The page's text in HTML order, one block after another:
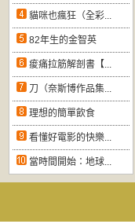
貓咪也瘋狂（全彩...
82年生的金智英
痠痛拉筋解剖書【...
刀（奈斯博作品集...
理想的簡單飲食
看懂好電影的快樂...
當時間開始：地球...